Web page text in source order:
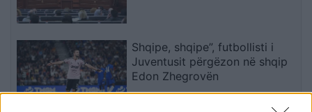
Shqipe, shqipe”, futbollisti i
Juventusit përgëzon në shqip
Edon Zhegrovën